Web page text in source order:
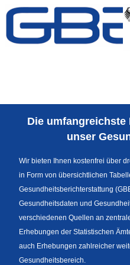
Zum Inhalt
Sprachumschaltung
Die umfangreichste
unser
Wir bieten Ihnen kostenfrei über
in Form von übersichtlichen
Gesundheitsberichterstattung
Gesundheitsdaten und
verschiedenen Quellen an
Erhebungen der Statistischen
auch Erhebungen zahlreicher
Gesundheitsbereich.